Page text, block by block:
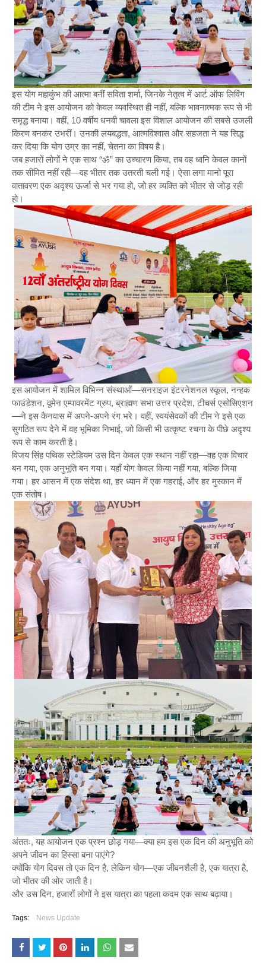
इस योग महाकुंभ की आत्मा बनीं सविता शर्मा, जिनके नेतृत्व में आर्ट ऑफ लिविंग
की टीम ने इस आयोजन को केवल व्यवस्थित ही नहीं, बल्कि भावनात्मक रूप से भी
समृद्ध बनाया। वहीं, 10 वर्षीय धनवी चावला इस विशाल आयोजन की सबसे उजली
किरण बनकर उभरीं। उनकी लयबद्धता, आत्मविश्वास और सहजता ने यह सिद्ध
कर दिया कि योग उम्र का नहीं, चेतना का विषय है।
जब हजारों लोगों ने एक साथ “ॐ” का उच्चारण किया, तब वह ध्वनि केवल कानों
तक सीमित नहीं रही—वह भीतर तक उतरती चली गई। ऐसा लगा मानो पूरा
वातावरण एक अदृश्य ऊर्जा से भर गया हो, जो हर व्यक्ति को भीतर से जोड़ रही
हो।
इस आयोजन में शामिल विभिन्न संस्थाओं—सनराइज इंटरनेशनल स्कूल, नन्हक
फाउंडेशन, वूमेन एम्पावरमेंट ग्रुप, ब्राह्मण सभा उत्तर प्रदेश, टीचर्स एसोसिएशन
—ने इस कैनवास में अपने-अपने रंग भरे। वहीं, स्वयंसेवकों की टीम ने इसे एक
सुगठित रूप देने में वह भूमिका निभाई, जो किसी भी उत्कृष्ट रचना के पीछे अदृश्य
रूप से काम करती है।
विजय सिंह पथिक स्टेडियम उस दिन केवल एक स्थान नहीं रहा—वह एक विचार
बन गया, एक अनुभूति बन गया। यहाँ योग केवल किया नहीं गया, बल्कि जिया
गया। हर आसन में एक संदेश था, हर ध्यान में एक गहराई, और हर मुस्कान में
एक संतोष।
अंततः, यह आयोजन एक प्रश्न छोड़ गया—क्या हम इस एक दिन की अनुभूति को
अपने जीवन का हिस्सा बना पाएंगे?
क्योंकि योग दिवस तो एक दिन है, लेकिन योग—एक जीवनशैली है, एक यात्रा है,
जो भीतर की ओर जाती है।
और उस दिन, हजारों लोगों ने इस यात्रा का पहला कदम एक साथ बढ़ाया।
Tags: News Update